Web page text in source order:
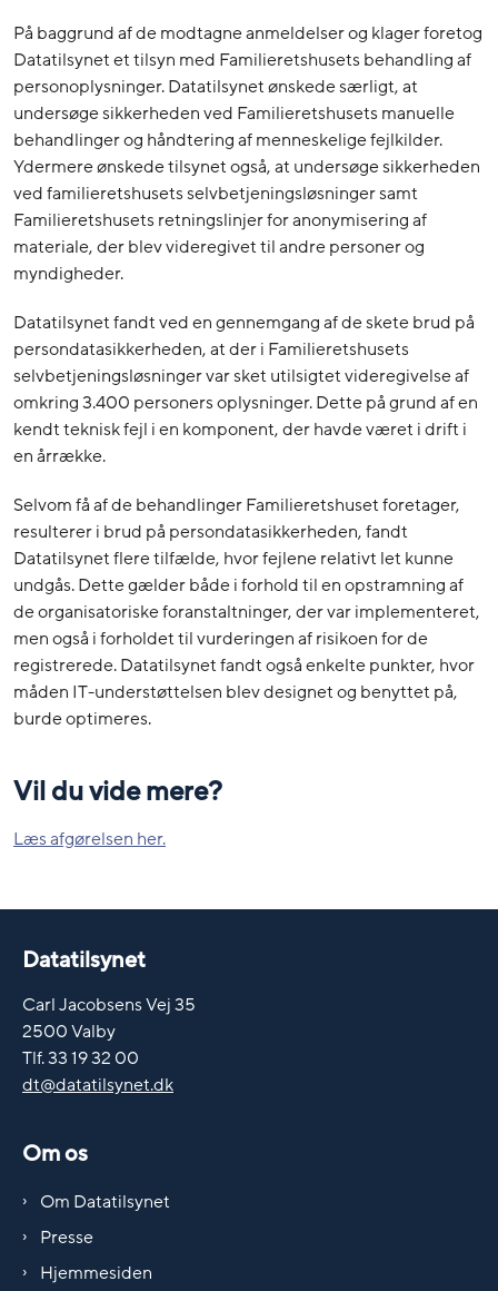
På baggrund af de modtagne anmeldelser og klager foretog
Datatilsynet et tilsyn med Familieretshusets behandling af
personoplysninger. Datatilsynet ønskede særligt, at
undersøge sikkerheden ved Familieretshusets manuelle
behandlinger og håndtering af menneskelige fejlkilder.
Ydermere ønskede tilsynet også, at undersøge sikkerheden
ved familieretshusets selvbetjeningsløsninger samt
Familieretshusets retningslinjer for anonymisering af
materiale, der blev videregivet til andre personer og
myndigheder.
Datatilsynet fandt ved en gennemgang af de skete brud på
persondatasikkerheden, at der i Familieretshusets
selvbetjeningsløsninger var sket utilsigtet videregivelse af
omkring 3.400 personers oplysninger. Dette på grund af en
kendt teknisk fejl i en komponent, der havde været i drift i
en årrække.
Selvom få af de behandlinger Familieretshuset foretager,
resulterer i brud på persondatasikkerheden, fandt
Datatilsynet flere tilfælde, hvor fejlene relativt let kunne
undgås. Dette gælder både i forhold til en opstramning af
de organisatoriske foranstaltninger, der var implementeret,
men også i forholdet til vurderingen af risikoen for de
registrerede. Datatilsynet fandt også enkelte punkter, hvor
måden IT-understøttelsen blev designet og benyttet på,
burde optimeres.
Vil du vide mere?
Læs afgørelsen her.
Datatilsynet
Carl Jacobsens Vej 35
2500 Valby
Tlf. 33 19 32 00
dt@datatilsynet.dk
Om os
Om Datatilsynet
Presse
Hjemmesiden